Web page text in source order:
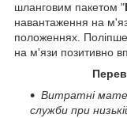
шланговим пакетом "
навантаження на
положеннях.
на м'язи позитивно
Витратні
служби при